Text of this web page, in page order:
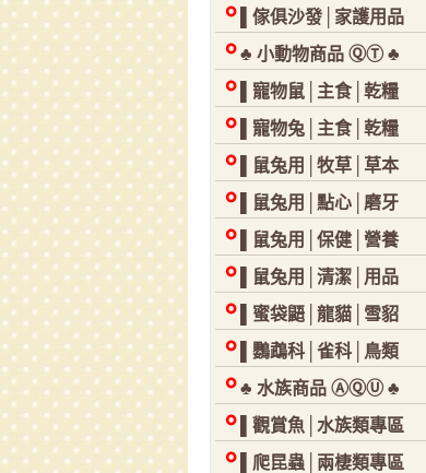
▌傢俱沙發│家護用品
♣ 小動物商品 ⓆⓉ ♣
▌寵物鼠│主食│乾糧
▌寵物兔│主食│乾糧
▌鼠兔用│牧草│草本
▌鼠兔用│點心│磨牙
▌鼠兔用│保健│營養
▌鼠兔用│清潔│用品
▌蜜袋鼯│龍貓│雪貂
▌鸚鵡科│雀科│鳥類
♣ 水族商品 ⒶⓆⓊ ♣
▌觀賞魚│水族類專區
▌爬昆蟲│兩棲類專區